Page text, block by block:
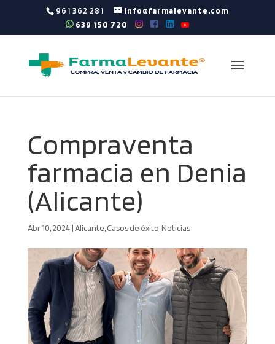
961 362 281 info@farmalevante.com
639 150 720
Compraventa
farmacia en Denia
(Alicante)
Abr 10, 2024|Alicante,Casos de éxito,Noticias